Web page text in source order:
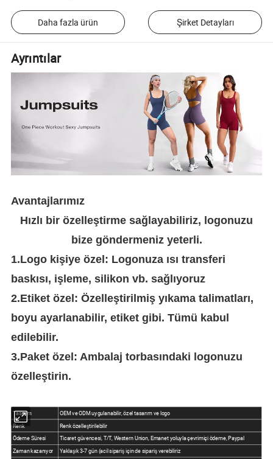
Daha fazla ürün Şirket Detayları
Ayrıntılar
Avantajlarımız
Hızlı bir özelleştirme sağlayabiliriz, logonuzu
bize göndermeniz yeterli.
1.Logo kişiye özel: Logonuza ısı transferi
baskısı, işleme, silikon vb. sağlıyoruz
2.Etiket özel: Özelleştirilmiş yıkama talimatları,
boyu ayarlanabilir, etiket gibi. Tümü kabul
edilebilir.
3.Paket özel: Ambalaj torbasındaki logonuzu
özelleştirin.
Tasarım
OEM ve ODM uygulanabilir, özel tasarım ve logo
Renk
Renk özelleştirilebilir
Ödeme Süresi
Ticaret güvencesi, T/T, Western Union, Emanet yoluyla çevrimiçi ödeme, Paypal
Zaman kazanıyor
Yaklaşık 3-7 gün (acil sipariş için de sipariş verebiliriz